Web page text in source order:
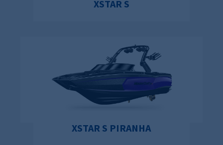
XSTAR S
XSTAR S PIRANHA